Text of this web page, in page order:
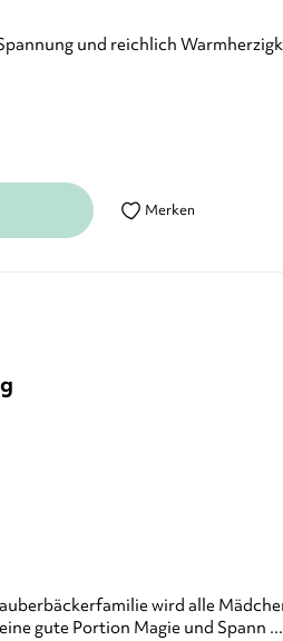
und reichlich
Merken
wird alle
gute Portion Magie und Spann ...